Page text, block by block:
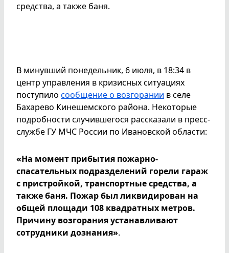
средства, а также баня.
В минувший понедельник, 6 июля, в 18:34 в
центр управления в кризисных ситуациях
поступило сообщение о возгорании в селе
Бахарево Кинешемского района. Некоторые
подробности случившегося рассказали в пресс-
службе ГУ МЧС России по Ивановской области:
«На момент прибытия пожарно-
спасательных подразделений горели гараж
с пристройкой, транспортные средства, а
также баня. Пожар был ликвидирован на
общей площади 108 квадратных метров.
Причину возгорания устанавливают
сотрудники дознания».